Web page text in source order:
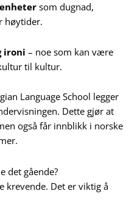
som dugnad,
høytider.
ironi – noe som kan være
til kultur.
Language School legger
Dette gjør at
også får innblikk i norske
det gående?
Det er viktig å